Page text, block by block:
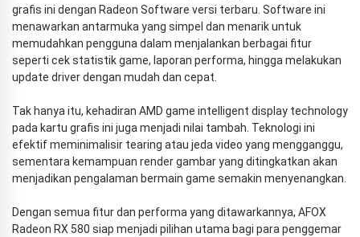
grafis ini dengan Radeon Software versi terbaru. Software ini
menawarkan antarmuka yang simpel dan menarik untuk
memudahkan pengguna dalam menjalankan berbagai fitur
seperti cek statistik game, laporan performa, hingga melakukan
update driver dengan mudah dan cepat.
Tak hanya itu, kehadiran AMD game intelligent display technology
pada kartu grafis ini juga menjadi nilai tambah. Teknologi ini
efektif meminimalisir tearing atau jeda video yang mengganggu,
sementara kemampuan render gambar yang ditingkatkan akan
menjadikan pengalaman bermain game semakin menyenangkan.
Dengan semua fitur dan performa yang ditawarkannya, AFOX
Radeon RX 580 siap menjadi pilihan utama bagi para penggemar